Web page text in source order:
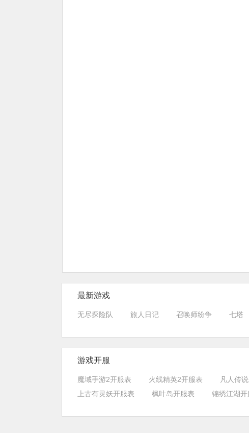
最新游戏
无尽探险队 旅人日记 召唤师纷争 七塔
游戏开服
魔域手游2开服表 火线精英2开服表 凡人传
上古有灵妖开服表
枫叶岛开服表 锦绣江湖开